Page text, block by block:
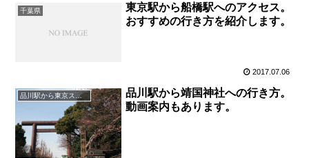
千葉県
東京駅から船橋駅へのアクセス。
おすすめの行き方を紹介します。
2017.07.06
品川駅から東京スポット
品川駅から靖国神社への行き方。
動画案内もあります。